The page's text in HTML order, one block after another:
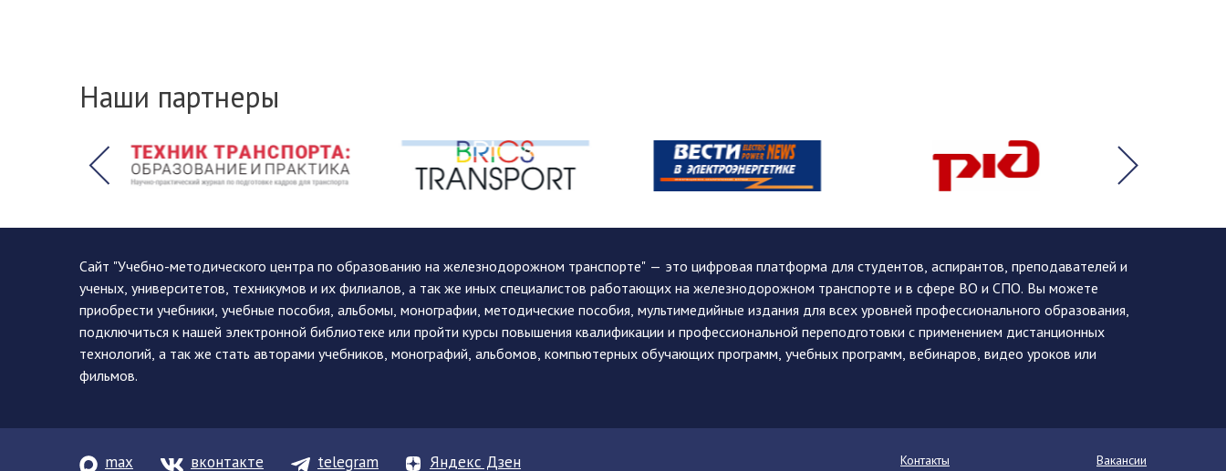
Наши партнеры
Сайт "Учебно-методического центра по образованию на железнодорожном транспорте" — это цифровая платформа для студентов, аспирантов, преподавателей и
ученых, университетов, техникумов и их филиалов, а так же иных специалистов работающих на железнодорожном транспорте и в сфере ВО и СПО. Вы можете
приобрести учебники, учебные пособия, альбомы, монографии, методические пособия, мультимедийные издания для всех уровней профессионального образования,
подключиться к нашей электронной библиотеке или пройти курсы повышения квалификации и профессиональной переподготовки с применением дистанционных
технологий, а так же стать авторами учебников, монографий, альбомов, компьютерных обучающих программ, учебных программ, вебинаров, видео уроков или
фильмов.
max вконтакте telegram Яндекс Дзен Контакты Вакансии